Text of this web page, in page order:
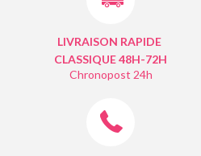
LIVRAISON RAPIDE
CLASSIQUE 48H-72H
Chronopost 24h